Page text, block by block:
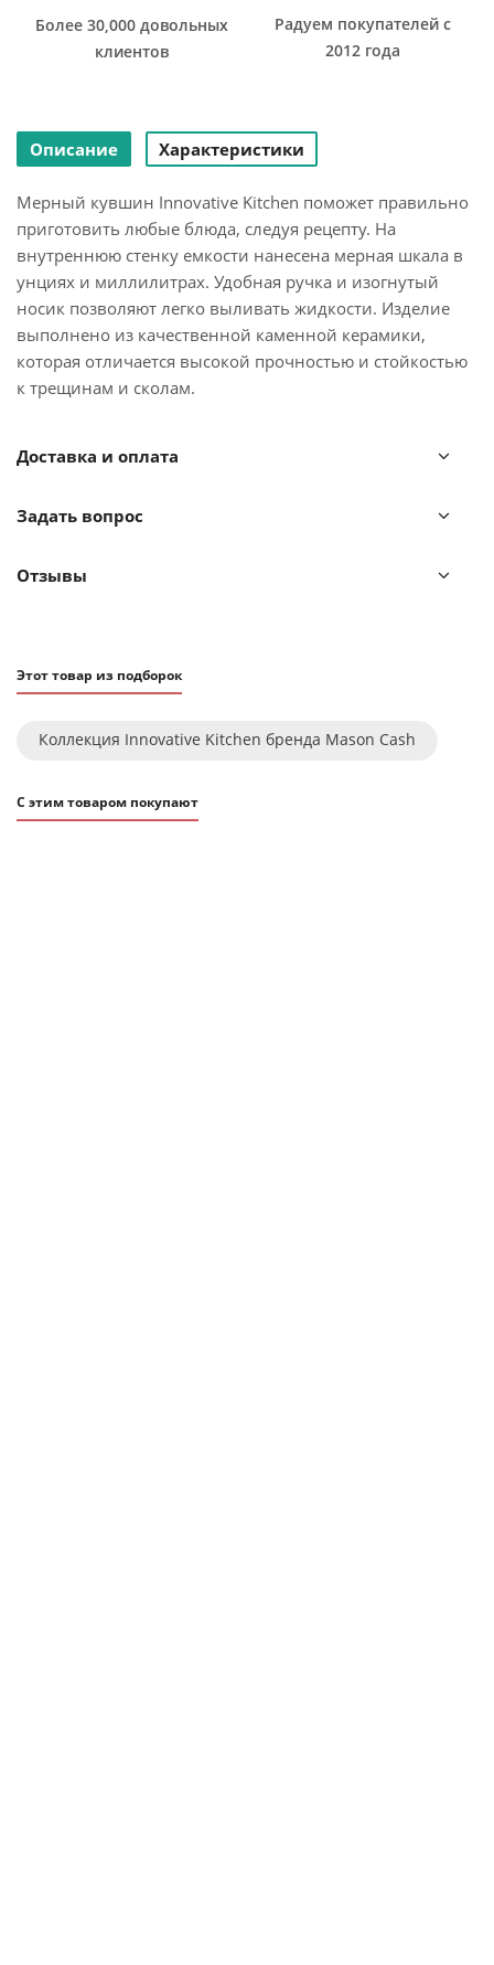
Более 30,000 довольных
клиентов
Радуем покупателей с
2012 года
Описание Характеристики
Мерный кувшин Innovative Kitchen поможет правильно
приготовить любые блюда, следуя рецепту. На
внутреннюю стенку емкости нанесена мерная шкала в
унциях и миллилитрах. Удобная ручка и изогнутый
носик позволяют легко выливать жидкости. Изделие
выполнено из качественной каменной керамики,
которая отличается высокой прочностью и стойкостью
к трещинам и сколам.
Доставка и оплата
Задать вопрос
Отзывы
Этот товар из подборок
Коллекция Innovative Kitchen бренда Mason Cash
С этим товаром покупают